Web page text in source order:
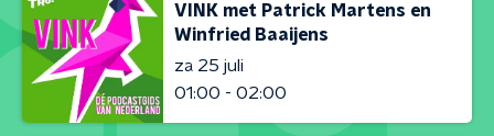
VINK met Patrick Martens en
Winfried Baaijens
za 25 juli
01:00 - 02:00